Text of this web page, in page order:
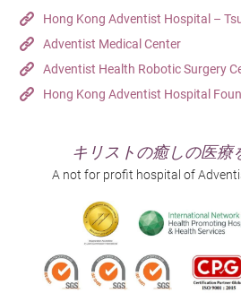
Hong Kong Adventist Hospital –
Adventist Medical Center
Adventist Health Robotic Surgery
Hong Kong Adventist Hospital
キリストの癒しの医療
A not for profit hospital of